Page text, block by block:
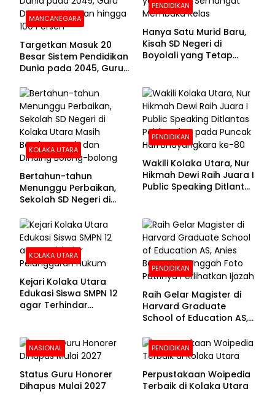
MANCANEGARA
Targetkan Masuk 20
Besar Sistem Pendidikan
Dunia pada 2045, Guru
100 Persen
PENDIDIKAN
Hanya Satu Murid Baru,
Kisah SD Negeri di
Boyolali yang Tetap
KOLAKA UTARA
Bertahun-tahun
Menunggu Perbaikan,
Sekolah SD Negeri di
Beralas Tanah dan
Dinding Bolong-bolong
PENDIDIKAN
Wakili Kolaka Utara, Nur
Hikmah Dewi Raih Juara I
Public Speaking Ditlantas
Bhayangkara ke-80
KOLAKA UTARA
Kejari Kolaka Utara
Edukasi Siswa SMPN 12
agar Terhindar
PENDIDIKAN
Raih Gelar Magister di
Harvard Graduate
School of Education AS,
Foto Putrinya Perlihatkan
Ijazah
NASIONAL
Status Guru Honorer
Dihapus Mulai 2027
PENDIDIKAN
Perpustakaan Woipedia
Terbaik di Kolaka Utara